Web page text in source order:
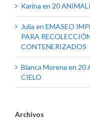
Karina en 20
Julia en EMASEO
PARA
CONTENERIZADOS
Blanca Morena en 20
CIELO
Archivos